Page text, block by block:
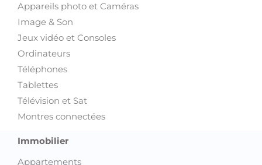
Appareils photo et Caméras
Image & Son
Jeux vidéo et Consoles
Ordinateurs
Téléphones
Tablettes
Télévision et Sat
Montres connectées
Immobilier
Appartements